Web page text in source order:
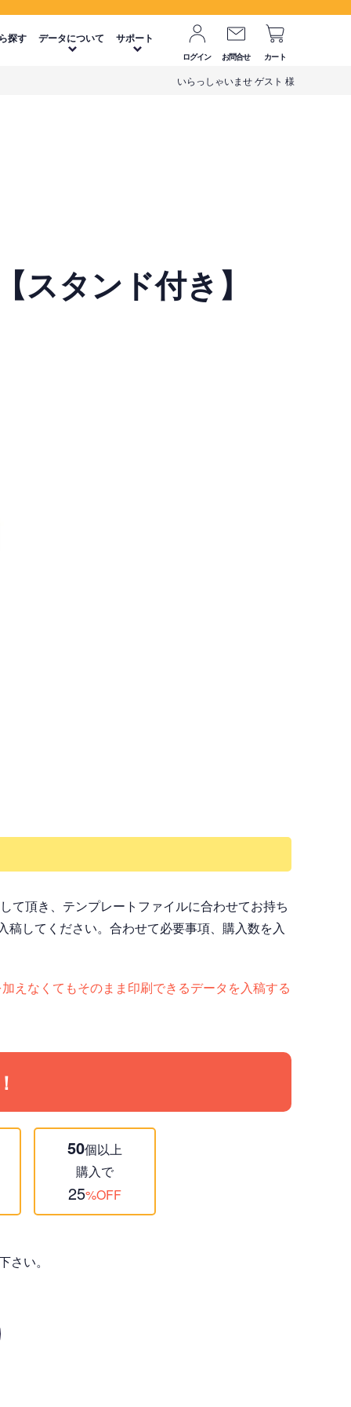
探す データについて サポート
ログイン お問合せ カート
いらっしゃいませ ゲスト 様
スタンド付き】
て頂き、テンプレートファイルに合わせてお持ち
してください。合わせて必要事項、購入数を入
えなくてもそのまま印刷できるデータを入稿する
50個以上
購入で
25%OFF
い。